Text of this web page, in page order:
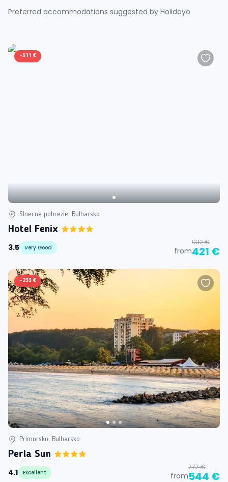
Preferred accommodations suggested by Holidayo
-511 €
Slnecne pobrezie, Bulharsko
Hotel Fenix
3.5
Very Good from
932 €
421 €
-233 €
Primorsko, Bulharsko
Perla Sun
4.1
Excellent from
777 €
544 €